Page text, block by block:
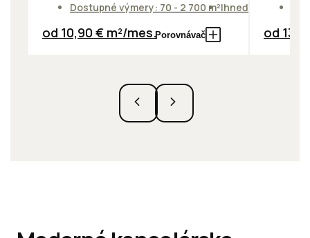
Dostupné výmery: 70 - 2 700 m²Ihneď
od 10,90 € m²/mes.Porovnávač od